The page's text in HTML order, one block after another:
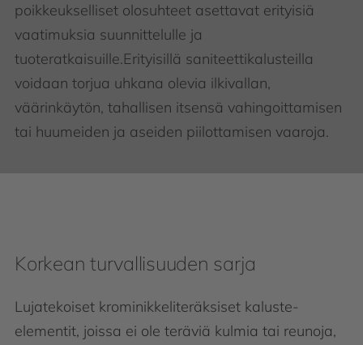
poikkeukselliset olosuhteet asettavat erityisiä
vaatimuksia suunnittelulle ja
tuoteratkaisuille.Erityisillä saniteettikalusteilla
voidaan torjua uhkana olevia ilkivallan,
väärinkäytön, tahallisen itsensä vahingoittamisen
tai huumeiden ja aseiden piilottamisen vaaroja.
Korkean turvallisuuden sarja
Lujatekoiset krominikkeliteräksiset kaluste-
elementit, joissa ei ole teräviä kulmia tai reunoja,